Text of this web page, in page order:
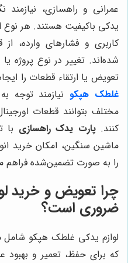
عمرانی و راهسازی، نیازمند
یدکی باکیفیت هستند. هر نوع
کاربری و فشارهای وارده،
شده‌اند. تغییر در نوع پروژه
تعویض یا ارتقاء قطعات را
غلطک هپکونیازمند توجه
مختلف بتوانند قطعات
کنند.پارت یدک راهسازی با
ماشین سنگین، امکان خرید
را به صورت تضمین‌شده فراهم
چرا تعویض و خرید
ضروری است؟
لوازم یدکی غلطک هپکو
که برای حفظ، تعمیر و بهبود